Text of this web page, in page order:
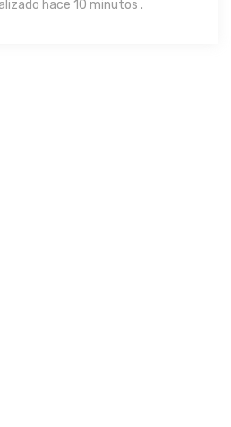
hace 10 minutos .